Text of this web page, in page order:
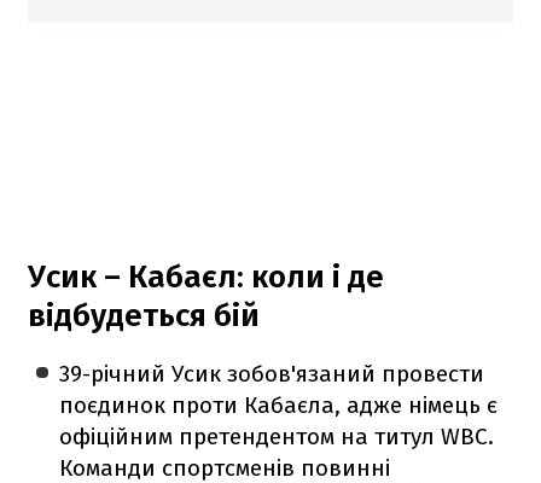
Усик – Кабаєл: коли і де
відбудеться бій
39-річний Усик зобов'язаний провести
поєдинок проти Кабаєла, адже німець є
офіційним претендентом на титул WBC.
Команди спортсменів повинні